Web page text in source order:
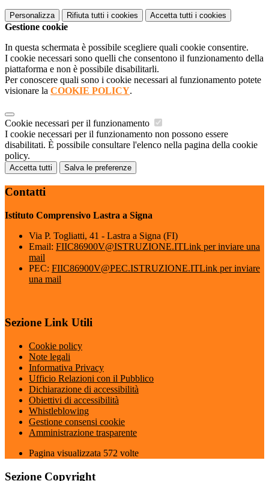
Personalizza Rifiuta tutti i cookies Accetta tutti i cookies
Gestione cookie
In questa schermata è possibile scegliere quali cookie consentire.
I cookie necessari sono quelli che consentono il funzionamento della
piattaforma e non è possibile disabilitarli.
Per conoscere quali sono i cookie necessari al funzionamento potete
visionare la COOKIE POLICY.
Cookie necessari per il funzionamento
I cookie necessari per il funzionamento non possono essere
disabilitati. È possibile consultare l'elenco nella pagina della cookie
policy.
Accetta tutti Salva le preferenze
Contatti
Istituto Comprensivo Lastra a Signa
Via P. Togliatti, 41 - Lastra a Signa (FI)
Email: FIIC86900V@ISTRUZIONE.ITLink per inviare una
mail
PEC: FIIC86900V@PEC.ISTRUZIONE.ITLink per inviare
una mail
Sezione Link Utili
Cookie policy
Note legali
Informativa Privacy
Ufficio Relazioni con il Pubblico
Dichiarazione di accessibilità
Obiettivi di accessibilità
Whistleblowing
Gestione consensi cookie
Amministrazione trasparente
Pagina visualizzata 572 volte
Sezione Copyright